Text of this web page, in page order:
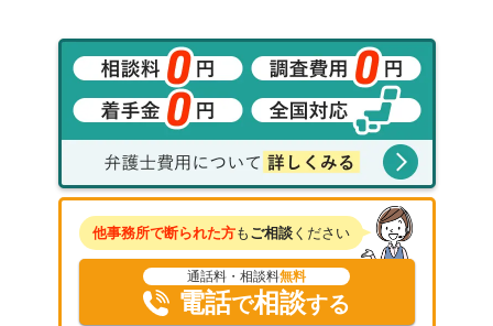
他事務所で断られた方も ご相談ください
通話料・相談料無料
電話で相談する